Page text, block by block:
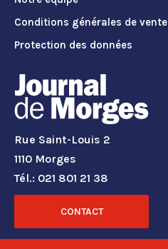
Conditions générales de vente
Protection des données
Rue Saint-Louis 2
1110 Morges
Tél.: 021 801 21 38
CONTACT